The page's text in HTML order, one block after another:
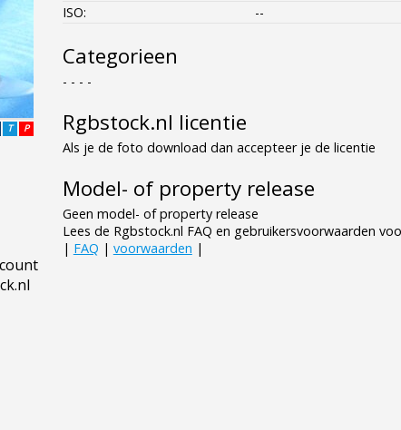
P
T
ISO:
--
Categorieen
- - - -
Rgbstock.nl licentie
Als je de foto download dan accepteer je de licentie
Model- of property release
Geen model- of property release
Lees de Rgbstock.nl FAQ en gebruikersvoorwaarden
| FAQ | voorwaarden |